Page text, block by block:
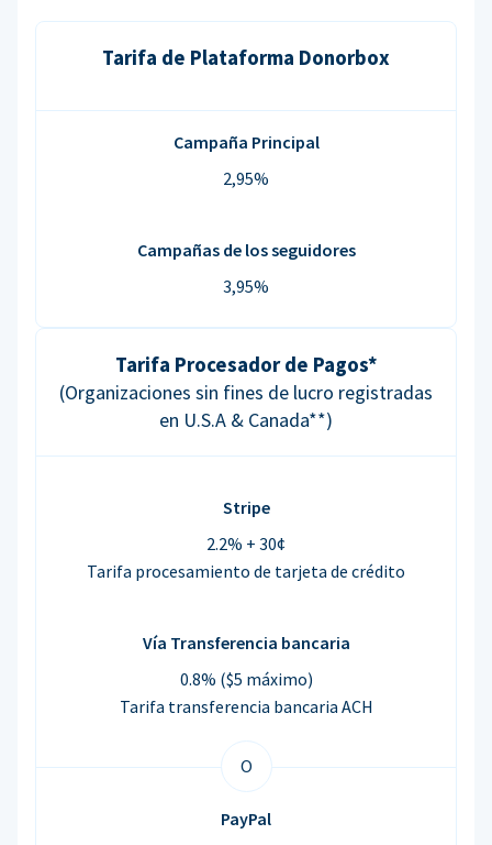
Tarifa de Plataforma Donorbox
Campaña Principal
2,95%
Campañas de los seguidores
3,95%
Tarifa Procesador de Pagos*
(Organizaciones sin fines de lucro registradas
en U.S.A & Canada**)
Stripe
2.2% + 30¢
Tarifa procesamiento de tarjeta de crédito
Vía Transferencia bancaria
0.8% ($5 máximo)
Tarifa transferencia bancaria ACH
O
PayPal